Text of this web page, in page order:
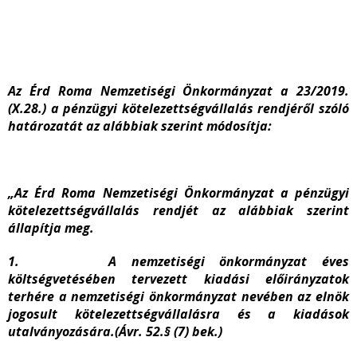
Az Érd Roma Nemzetiségi Önkormányzat a 23/2019.
(X.28.) a pénzügyi kötelezettségvállalás rendjéről szóló
határozatát az alábbiak szerint módosítja:
„Az Érd Roma Nemzetiségi Önkormányzat a pénzügyi
kötelezettségvállalás rendjét az alábbiak szerint
állapítja meg.
1. A nemzetiségi önkormányzat éves
költségvetésében tervezett kiadási előirányzatok
terhére a nemzetiségi önkormányzat nevében az elnök
jogosult kötelezettségvállalásra és a kiadások
utalványozására.(Ávr. 52.§ (7) bek.)